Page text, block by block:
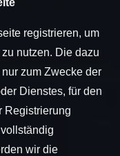
registrieren, um
nutzen. Die dazu
zum Zwecke der
Dienstes, für den
Registrierung
wir die